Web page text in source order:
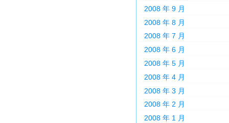
2008 年 9 月
2008 年 8 月
2008 年 7 月
2008 年 6 月
2008 年 5 月
2008 年 4 月
2008 年 3 月
2008 年 2 月
2008 年 1 月